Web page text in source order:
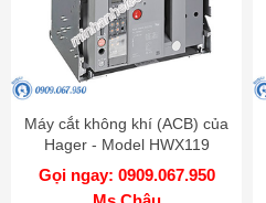
Máy cắt không khí (ACB) của
Hager - Model HWX119
Gọi ngay: 0909.067.950